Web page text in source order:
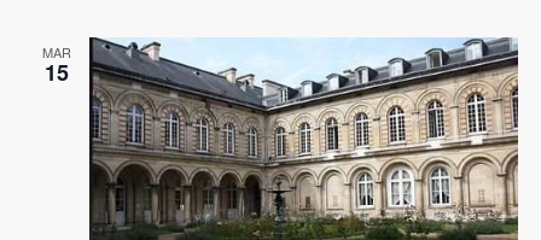
MAR
15